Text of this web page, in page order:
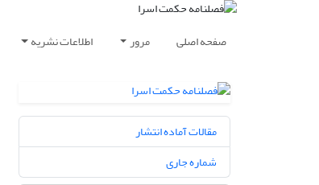
صفحه اصلی مرور اطلاعات نشریه
مقالات آماده انتشار
شماره جاری